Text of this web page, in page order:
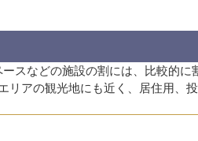
スなどの施設の割には、比較的に
リアの観光地にも近く、居住用、